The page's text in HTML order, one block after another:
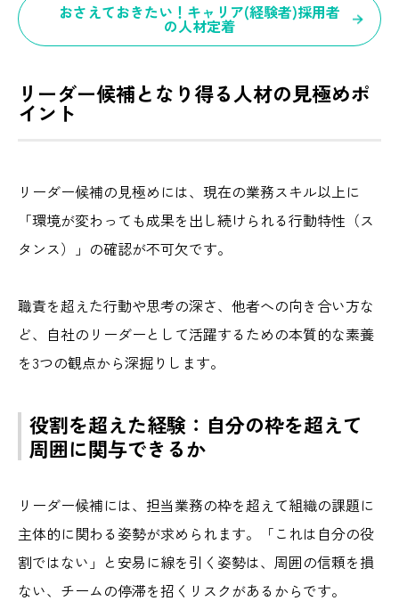
おさえておきたい！キャリア(経験者)採用者
の人材定着
リーダー候補となり得る人材の見極めポ
イント
リーダー候補の見極めには、現在の業務スキル以上に
「環境が変わっても成果を出し続けられる行動特性（ス
タンス）」の確認が不可欠です。
職責を超えた行動や思考の深さ、他者への向き合い方な
ど、自社のリーダーとして活躍するための本質的な素養
を3つの観点から深掘りします。
役割を超えた経験：自分の枠を超えて
周囲に関与できるか
リーダー候補には、担当業務の枠を超えて組織の課題に
主体的に関わる姿勢が求められます。「これは自分の役
割ではない」と安易に線を引く姿勢は、周囲の信頼を損
ない、チームの停滞を招くリスクがあるからです。